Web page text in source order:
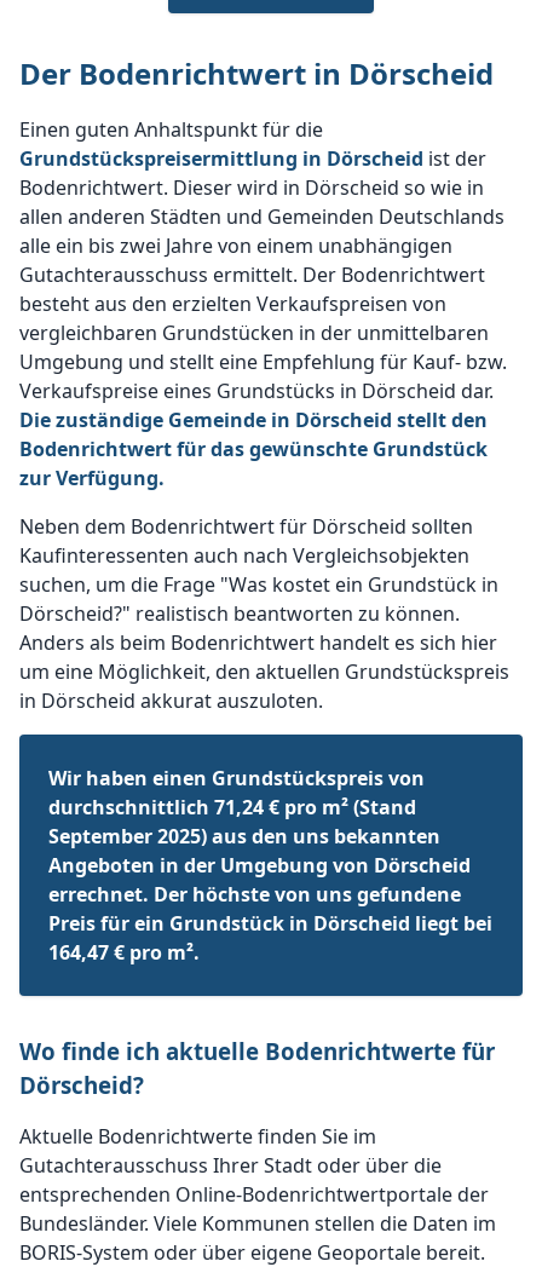
Der Bodenrichtwert in Dörscheid
Einen guten Anhaltspunkt für die
Grundstückspreisermittlung in Dörscheid ist der
Bodenrichtwert. Dieser wird in Dörscheid so wie in
allen anderen Städten und Gemeinden Deutschlands
alle ein bis zwei Jahre von einem unabhängigen
Gutachterausschuss ermittelt. Der Bodenrichtwert
besteht aus den erzielten Verkaufspreisen von
vergleichbaren Grundstücken in der unmittelbaren
Umgebung und stellt eine Empfehlung für Kauf- bzw.
Verkaufspreise eines Grundstücks in Dörscheid dar.
Die zuständige Gemeinde in Dörscheid stellt den
Bodenrichtwert für das gewünschte Grundstück
zur Verfügung.
Neben dem Bodenrichtwert für Dörscheid sollten
Kaufinteressenten auch nach Vergleichsobjekten
suchen, um die Frage "Was kostet ein Grundstück in
Dörscheid?" realistisch beantworten zu können.
Anders als beim Bodenrichtwert handelt es sich hier
um eine Möglichkeit, den aktuellen Grundstückspreis
in Dörscheid akkurat auszuloten.
Wir haben einen Grundstückspreis von
durchschnittlich 71,24 € pro m² (Stand
September 2025) aus den uns bekannten
Angeboten in der Umgebung von Dörscheid
errechnet. Der höchste von uns gefundene
Preis für ein Grundstück in Dörscheid liegt bei
164,47 € pro m².
Wo finde ich aktuelle Bodenrichtwerte für
Dörscheid?
Aktuelle Bodenrichtwerte finden Sie im
Gutachterausschuss Ihrer Stadt oder über die
entsprechenden Online-Bodenrichtwertportale der
Bundesländer. Viele Kommunen stellen die Daten im
BORIS-System oder über eigene Geoportale bereit.